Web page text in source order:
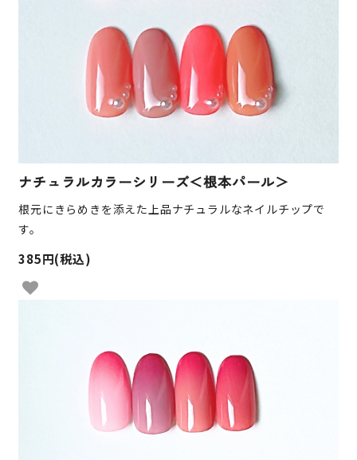
ナチュラルカラーシリーズ＜根本パール＞
根元にきらめきを添えた上品ナチュラルなネイルチップで
す。
385円(税込)